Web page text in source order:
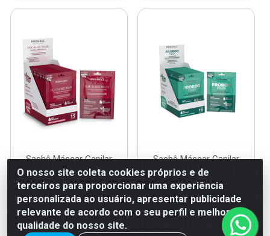
Sachê Máscar Capilar
Prohall Professional Equalize
15x50g
Código: 39675
Sachê Máscar Capilar
Prohall Professional Proboo
15x50g
Código: 39674
EAN: 7898744860287
O nosso site coleta cookies próprios e de
terceiros para proporcionar uma experiência
personalizada ao usuário, apresentar publicidade
relevante de acordo com o seu perfil e melhorar a
qualidade do nosso site.